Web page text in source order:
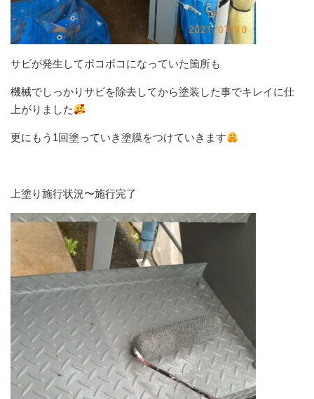
サビが発生してボコボコになっていた箇所も
機械でしっかりサビを除去してから塗装した事でキレイに仕
上がりました
更にもう1回塗っていき塗膜をつけていきます
上塗り施行状況〜施行完了